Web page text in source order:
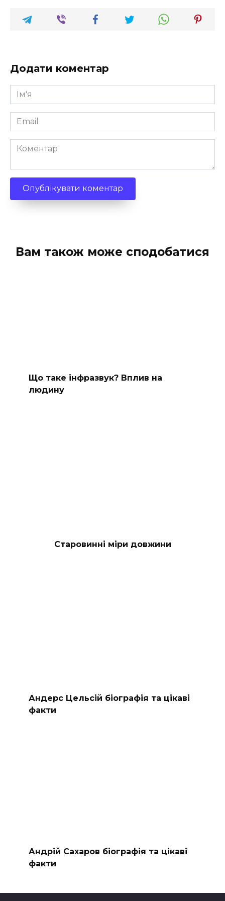
Додати коментар
Ім'я
*
Email
*
Коментар
Вам також може сподобатися
Що таке інфразвук? Вплив на
людину
Старовинні міри довжини
Андерс Цельсій біографія та цікаві
факти
Андрій Сахаров біографія та цікаві
факти